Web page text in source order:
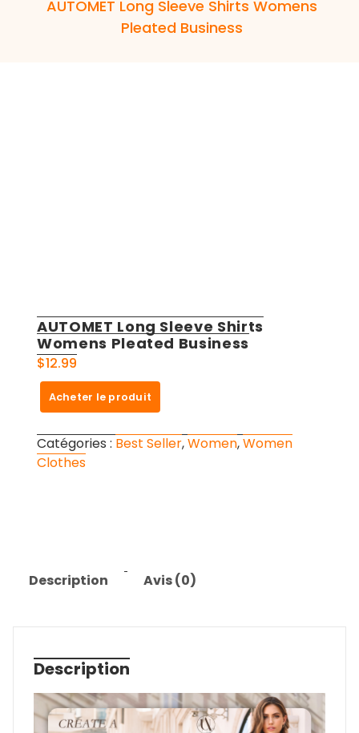
AUTOMET Long Sleeve Shirts Womens
Pleated Business
AUTOMET Long Sleeve Shirts
Catégories : Best Seller,Women
Description Avis (0)